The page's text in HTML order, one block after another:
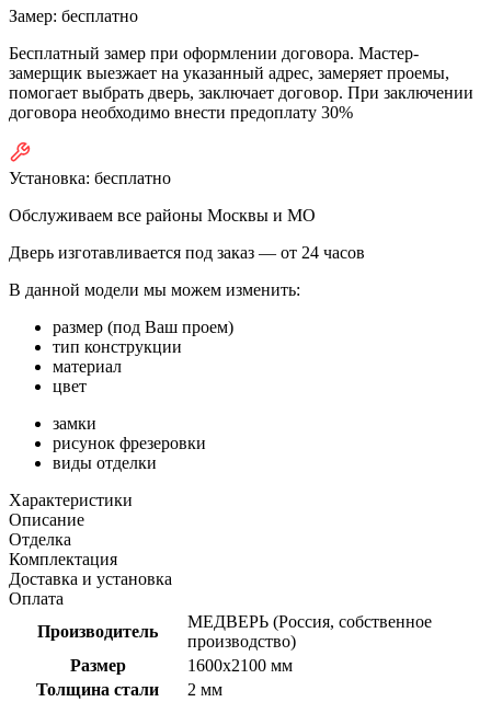
Замер: бесплатно
Бесплатный замер при оформлении договора. Мастер-
замерщик выезжает на указанный адрес, замеряет проемы,
помогает выбрать дверь, заключает договор. При заключении
договора необходимо внести предоплату 30%
Установка: бесплатно
Обслуживаем все районы Москвы и МО
Дверь изготавливается под заказ — от 24 часов
В данной модели мы можем изменить:
размер (под Ваш проем)
тип конструкции
материал
цвет
замки
рисунок фрезеровки
виды отделки
Характеристики
Описание
Отделка
Комплектация
Доставка и установка
Оплата
Производитель
МЕДВЕРЬ (Россия, собственное
производство)
Размер
1600х2100 мм
Толщина стали
2 мм